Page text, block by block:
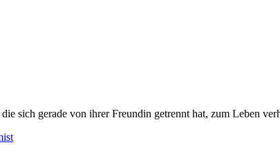
sich gerade von ihrer Freundin getrennt hat, zum Leben